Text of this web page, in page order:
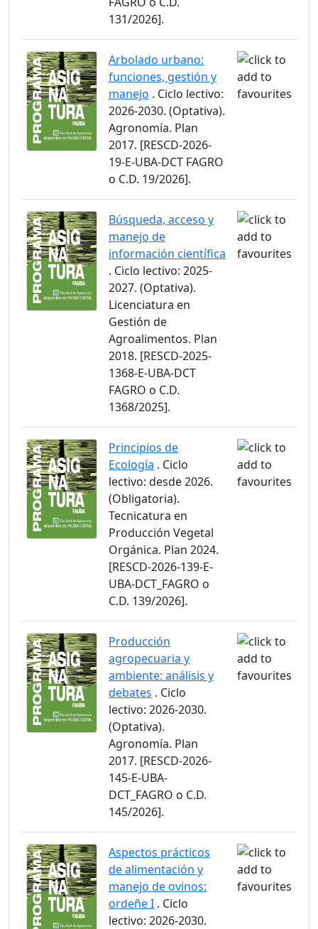
131/2026].
Arbolado urbano:
funciones, gestión y
manejo . Ciclo lectivo:
2026-2030. (Optativa).
Agronomía. Plan
2017. [RESCD-2026-
19-E-UBA-DCT FAGRO
o C.D. 19/2026].
Búsqueda, acceso y
manejo de
información científica
. Ciclo lectivo: 2025-
2027. (Optativa).
Licenciatura en
Gestión de
Agroalimentos. Plan
2018. [RESCD-2025-
1368-E-UBA-DCT
FAGRO o C.D.
1368/2025].
Principios de
Ecología . Ciclo
lectivo: desde 2026.
(Obligatoria).
Tecnicatura en
Producción Vegetal
Orgánica. Plan 2024.
[RESCD-2026-139-E-
UBA-DCT_FAGRO o
C.D. 139/2026].
Producción
agropecuaria y
ambiente: análisis y
debates . Ciclo
lectivo: 2026-2030.
(Optativa).
Agronomía. Plan
2017. [RESCD-2026-
145-E-UBA-
DCT_FAGRO o C.D.
145/2026].
Aspectos prácticos
de alimentación y
manejo de ovinos:
ordeñe I . Ciclo
lectivo: 2026-2030.